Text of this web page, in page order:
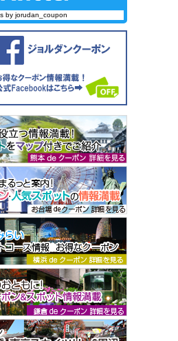
by jorudan_coupon